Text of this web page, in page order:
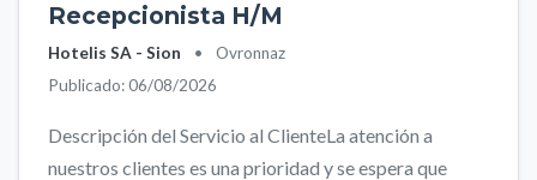
Recepcionista H/M
Hotelis SA - Sion •
Ovronnaz
Publicado: 06/08/2026
Descripción del Servicio al ClienteLa atención a
nuestros clientes es una prioridad y se espera que